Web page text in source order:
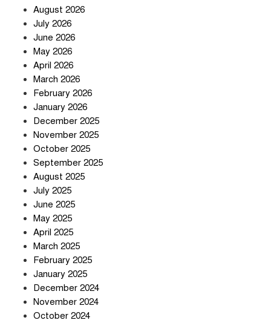
August 2026
July 2026
June 2026
May 2026
April 2026
March 2026
February 2026
January 2026
December 2025
November 2025
October 2025
September 2025
August 2025
July 2025
June 2025
May 2025
April 2025
March 2025
February 2025
January 2025
December 2024
November 2024
October 2024